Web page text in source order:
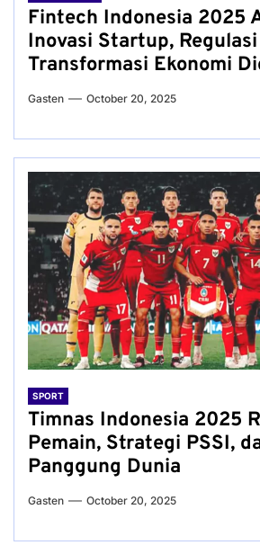
Fintech Indonesia 2025
Inovasi Startup,
Transformasi Ekonomi
Gasten October 20, 2025
SPORT
Timnas Indonesia 2025
Pemain, Strategi PSSI,
Panggung Dunia
Gasten October 20, 2025